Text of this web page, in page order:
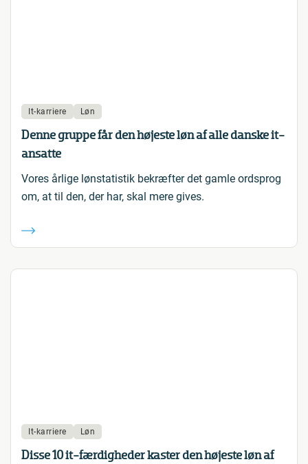
It-karriere Løn
Denne gruppe får den højeste løn af alle danske it-
ansatte
Vores årlige lønstatistik bekræfter det gamle ordsprog
om, at til den, der har, skal mere gives.
It-karriere Løn
Disse 10 it-færdigheder kaster den højeste løn af